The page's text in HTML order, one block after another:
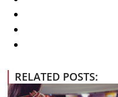
RELATED POSTS: